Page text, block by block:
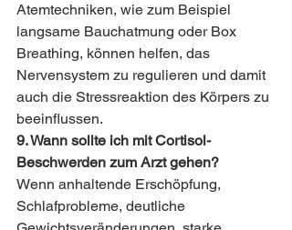
Atemtechniken, wie zum Beispiel
langsame Bauchatmung oder Box
Breathing, können helfen, das
Nervensystem zu regulieren und damit
auch die Stressreaktion des Körpers zu
beeinflussen.
9. Wann sollte ich mit Cortisol-
Beschwerden zum Arzt gehen?
Wenn anhaltende Erschöpfung,
Schlafprobleme, deutliche